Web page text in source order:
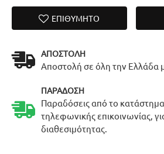
ΕΠΙΘΥΜΗΤΌ
ΑΠΟΣΤΟΛΉ
Αποστολή σε όλη την Ελλάδα
ΠΑΡΆΔΟΣΗ
Παραδόσεις από το
τηλεφωνικής επικοινωνίας,
διαθεσιμότητας.